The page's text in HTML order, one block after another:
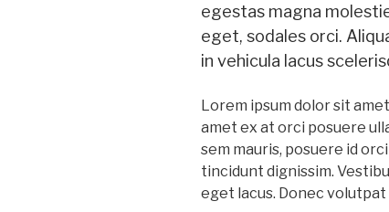
egestas magna
eget, sodales orci.
in vehicula lacus
Lorem ipsum dolor sit
amet ex at orci posuere
sem mauris, posuere id
tincidunt dignissim.
eget lacus. Donec